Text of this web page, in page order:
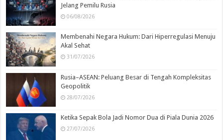
Jelang Pemilu Rusia
06/08/2026
Membenahi Negara Hukum: Dari Hiperregulasi Menuju
Akal Sehat
31/07/2026
Rusia–ASEAN: Peluang Besar di Tengah Kompleksitas
Geopolitik
28/07/2026
Ketika Sepak Bola Jadi Nomor Dua di Piala Dunia 2026
27/07/2026